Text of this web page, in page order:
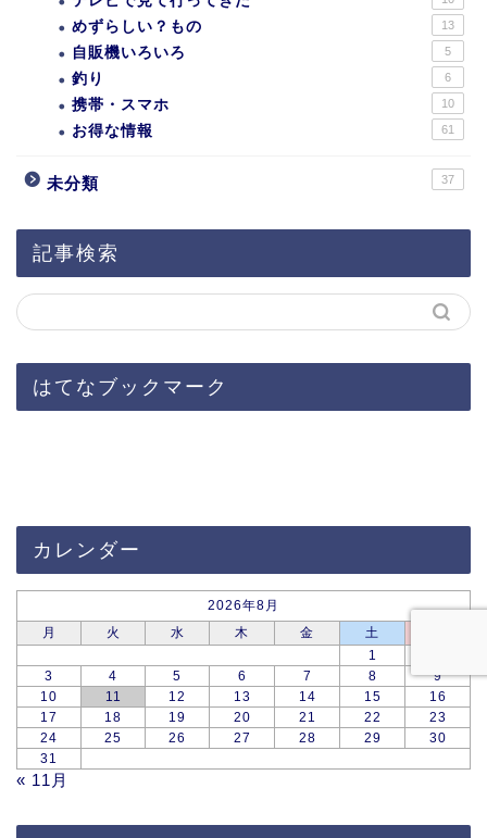
めずらしい？もの 13
自販機いろいろ 5
釣り 6
携帯・スマホ 10
お得な情報 61
未分類 37
記事検索
はてなブックマーク
カレンダー
2026年8月
月
火 水 木 金 土
1
3
4 5 6 7 8
9
10
11 12 13 14 15
16
17
18 19 20 21 22
23
24
25 26 27 28 29
30
31
« 11月